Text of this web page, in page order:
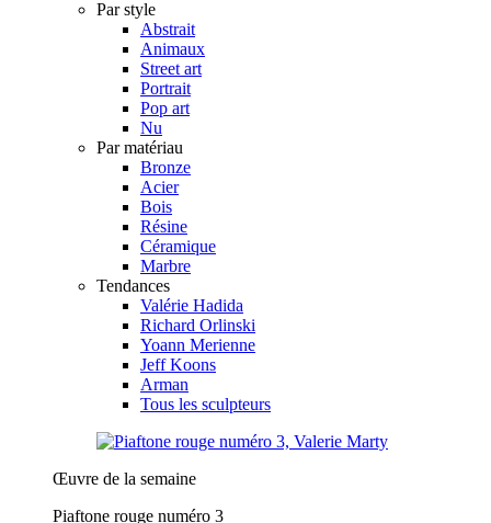
Par style
Abstrait
Animaux
Street art
Portrait
Pop art
Nu
Par matériau
Bronze
Acier
Bois
Résine
Céramique
Marbre
Tendances
Valérie Hadida
Richard Orlinski
Yoann Merienne
Jeff Koons
Arman
Tous les sculpteurs
Œuvre de la semaine
Piaftone rouge numéro 3